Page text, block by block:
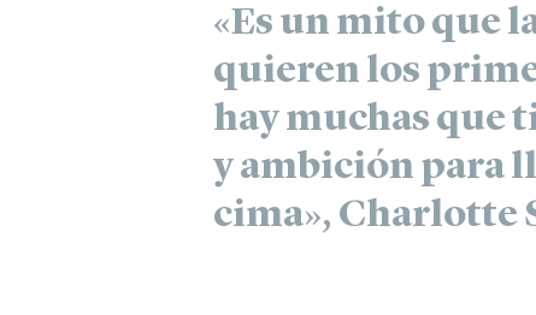
«Es un mito que
quieren los
hay muchas que
y ambición para
cima», Charlotte